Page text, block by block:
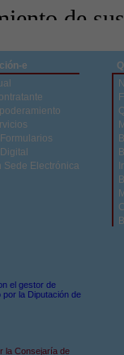
e
Sede Electrónica
el gestor de
la Diputación de
la Consejaría de